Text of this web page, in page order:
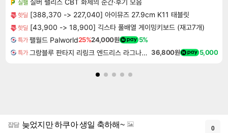
실팰 실버 팰리스 CBT 화제의 순간·후기 모음
핫딜 [388,370 -> 227,040] 아이뮤즈 27.9cm K11 태블릿
핫딜 [43,900 -> 18,900] 긱스타 풀배열 게이밍키보드 (재고7개)
특가 팰월드 Palworld25%24,000원 5%
특가 그랑블루 판타지 리링크 엔드리스 라그나로크 업그레이드 킷 Granblue Fantasy Relink Endless Ragnarok Upgrade Kit DLC 36,800원 5,000
잡담 늦었지만 하쿠아 생일 축하해~ 0